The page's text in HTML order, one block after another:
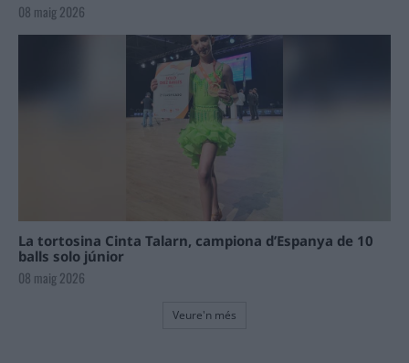
08 maig 2026
La tortosina Cinta Talarn, campiona d’Espanya de 10
balls solo júnior
08 maig 2026
Veure'n més